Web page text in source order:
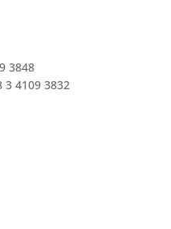
3848
4109 3832